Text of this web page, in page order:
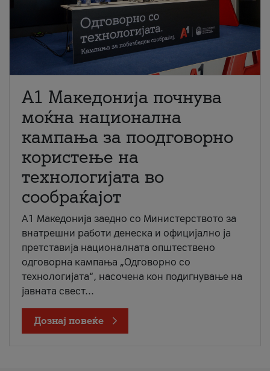
A1 Македонија почнува
моќна национална
кампања за поодговорно
користење на
технологијата во
сообраќајот
A1 Македонија заедно со Министерството за
внатрешни работи денеска и официјално ја
претставија националната општествено
одговорна кампања „Одговорно со
технологијата“, насочена кон подигнување на
јавната свест...
Дознај повеќе